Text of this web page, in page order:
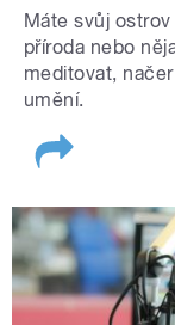
Máte svůj
příroda nebo
meditovat,
umění.